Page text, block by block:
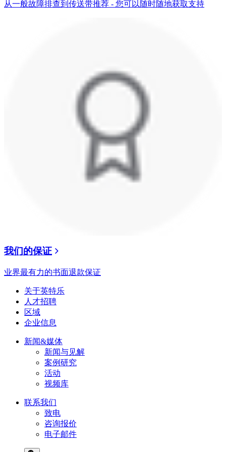
从一般故障排查到传送带推荐 - 您可以随时随地获取支持
我们的保证
业界最有力的书面退款保证
关于英特乐
人才招聘
区域
企业信息
新闻&媒体
新闻与见解
案例研究
活动
视频库
联系我们
致电
咨询报价
电子邮件